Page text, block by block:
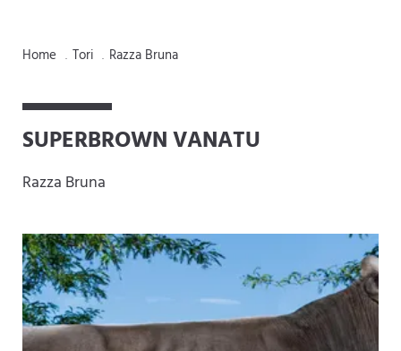
Home . Tori . Razza Bruna
SUPERBROWN VANATU
Razza Bruna